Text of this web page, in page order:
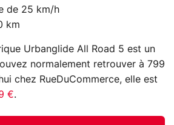
de 25 km/h
km
Urbanglide All Road 5 est un
normalement retrouver à 799
chez RueDuCommerce, elle est
€.